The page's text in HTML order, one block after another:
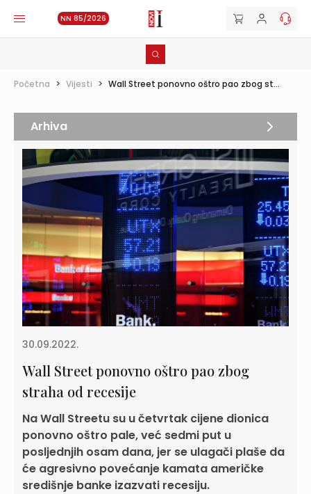
NN 85/2026
Početna > Vijesti > Wall Street ponovno oštro pao zbog st...
30.09.2022.
Wall Street ponovno oštro pao zbog
straha od recesije
Na Wall Streetu su u četvrtak cijene dionica
ponovno oštro pale, već sedmi put u
posljednjih osam dana, jer se ulagači plaše da
će agresivno povećanje kamata američke
središnje banke izazvati recesiju.
Arhiva